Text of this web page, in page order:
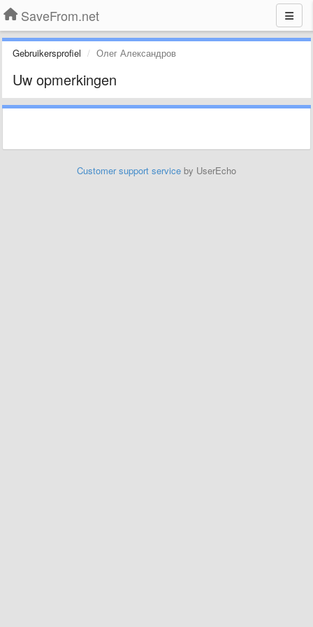
SaveFrom.net
Gebruikersprofiel Олег Александров
Uw opmerkingen
Customer support service by UserEcho